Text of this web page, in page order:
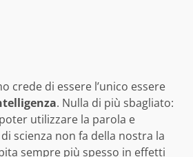
crede di essere l’unico essere
. Nulla di più sbagliato:
utilizzare la parola e
scienza non fa della nostra la
sempre più spesso in effetti